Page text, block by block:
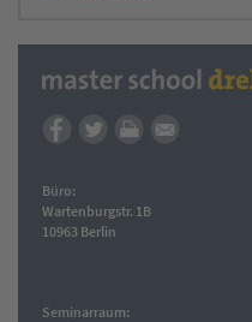
Büro:
Wartenburgstr. 1B
10963 Berlin
Seminarraum: